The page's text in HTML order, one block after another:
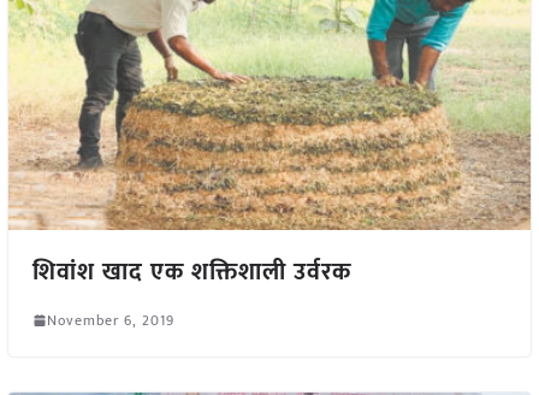
शिवांश खाद एक शक्तिशाली उर्वरक
November 6, 2019